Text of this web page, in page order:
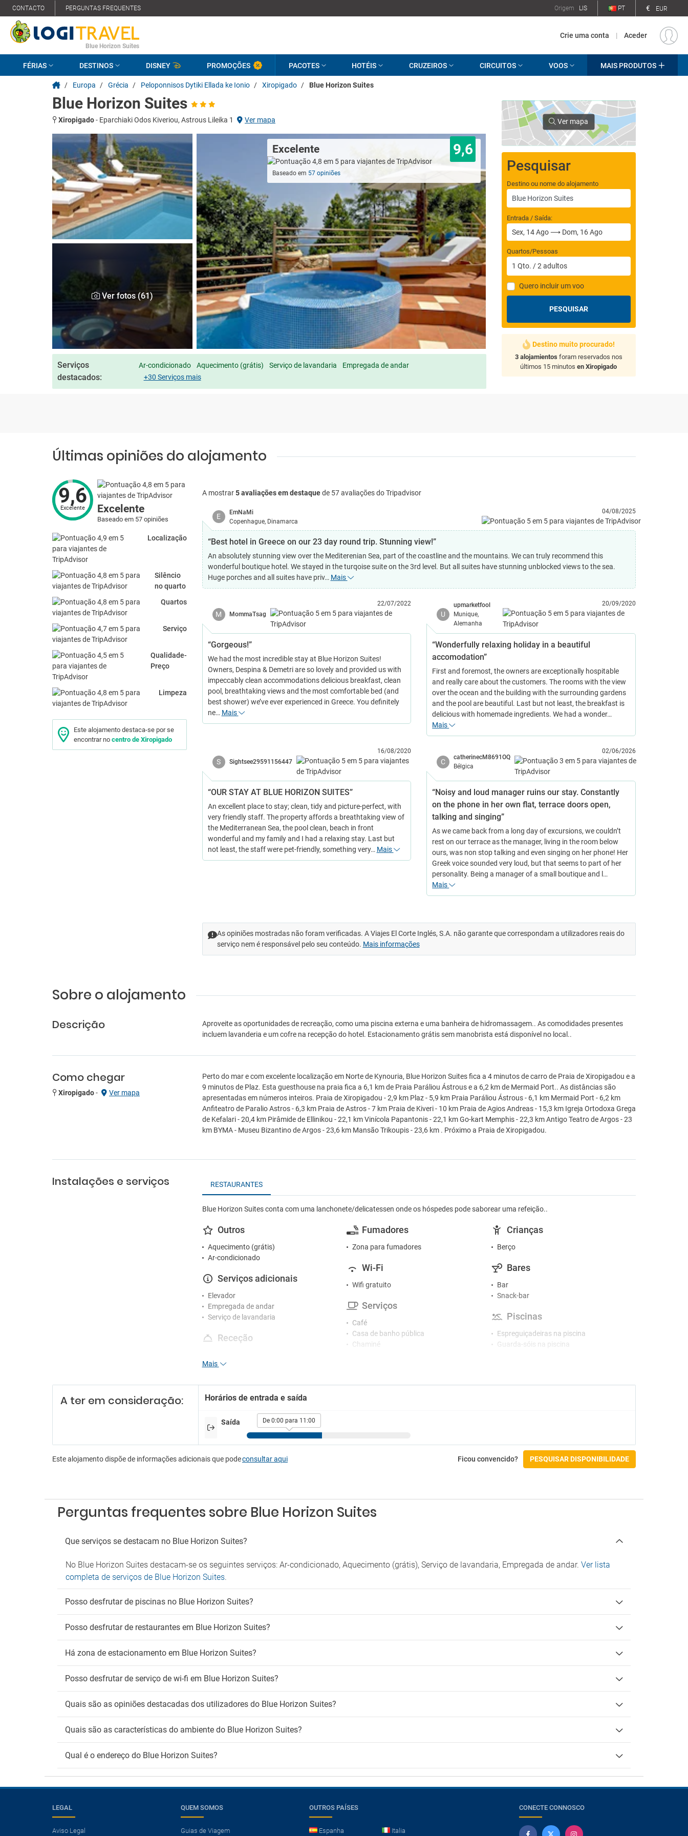
CONTACTO PERGUNTAS FREQUENTES Origem LIS PT € EUR
Blue Horizon Suites
Crie uma conta | Aceder
FÉRIAS DESTINOS DISNEY PROMOÇÕES PACOTES HOTÉIS CRUZEIROS CIRCUITOS VOOS MAIS PRODUTOS
/ Europa / Grécia / Peloponnisos Dytiki Ellada ke Ionio / Xiropigado / Blue Horizon Suites
Blue Horizon Suites
Xiropigado- Eparchiaki Odos Kiveriou, Astrous Lileika 1 Ver mapa
Ver fotos (61)
Excelente 9,6
Baseado em 57 opiniões
Serviços
destacados:
Ar-condicionado Aquecimento (grátis) Serviço de lavandaria
Empregada de andar
+30 Serviços mais
Ver mapa
Pesquisar
Destino ou nome do alojamento
Entrada / Saída:
Quartos/Pessoas
1 Qto. /2 adultos
Quero incluir um voo
PESQUISAR
Destino muito procurado!
3 alojamientos foram reservados nos
últimos 15 minutosen Xiropigado
Últimas opiniões do alojamento
9,6
Excelente Excelente
Baseado em 57 opiniões
Localização
Silêncio
no quarto
Quartos
Serviço
Qualidade-
Preço
Limpeza
Este alojamento destaca-se por se
encontrar no centro de Xiropigado
A mostrar5 avaliações em destaquede 57 avaliações do Tripadvisor
E
EmNaMi
Copenhague, Dinamarca
04/08/2025
“Best hotel in Greece on our 23 day round trip. Stunning view!”
An absolutely stunning view over the Mediterenian Sea, part of the coastline and the mountains. We can truly recommend this
wonderful boutique hotel. We stayed in the turqoise suite on the 3rd level. But all suites have stunning unblocked views to the sea.
Huge porches and all suites have priv… Mais
M MommaTsag
22/07/2022
“Gorgeous!”
We had the most incredible stay at Blue Horizon Suites!
Owners, Despina & Demetri are so lovely and provided us with
impeccably clean accommodations delicious breakfast, clean
pool, breathtaking views and the most comfortable bed (and
best shower) we’ve ever experienced in Greece. You definitely
ne… Mais
U
upmarketfool
Munique,
Alemanha
20/09/2020
“Wonderfully relaxing holiday in a beautiful
accomodation”
First and foremost, the owners are exceptionally hospitable
and really care about the customers. The rooms with the view
over the ocean and the building with the surrounding gardens
and the pool are beautiful. Last but not least, the breakfast is
delicious with homemade ingredients. We had a wonder…
Mais
S Sightsee29591156447
16/08/2020
“OUR STAY AT BLUE HORIZON SUITES”
An excellent place to stay; clean, tidy and picture-perfect, with
very friendly staff. The property affords a breathtaking view of
the Mediterranean Sea, the pool clean, beach in front
wonderful and my family and I had a relaxing stay. Last but
not least, the staff were pet-friendly, something very… Mais
C
catherinecM8691OQ
Bélgica
02/06/2026
“Noisy and loud manager ruins our stay. Constantly
on the phone in her own flat, terrace doors open,
talking and singing”
As we came back from a long day of excursions, we couldn’t
rest on our terrace as the manager, living in the room below
ours, was non stop talking and even singing on her phone! Her
Greek voice sounded very loud, but that seems to part of her
personality. Being a manager of a small boutique and l…
Mais
As opiniões mostradas não foram verificadas. A Viajes El Corte Inglés, S.A. não garante que correspondam a utilizadores reais do
serviço nem é responsável pelo seu conteúdo. Mais informações
Sobre o alojamento
Descrição
Aproveite as oportunidades de recreação, como uma piscina externa e uma banheira de hidromassagem.. As comodidades presentes
incluem lavanderia e um cofre na recepção do hotel. Estacionamento grátis sem manobrista está disponível no local..
Como chegar
Xiropigado- Ver mapa
Perto do mar e com excelente localização em Norte de Kynouria, Blue Horizon Suites fica a 4 minutos de carro de Praia de Xiropigadou e a
9 minutos de Plaz. Esta guesthouse na praia fica a 6,1 km de Praia Paráliou Ástrous e a 6,2 km de Mermaid Port.. As distâncias são
apresentadas em números inteiros. Praia de Xiropigadou - 2,9 km Plaz - 5,9 km Praia Paráliou Ástrous - 6,1 km Mermaid Port - 6,2 km
Anfiteatro de Paralio Astros - 6,3 km Praia de Astros - 7 km Praia de Kiveri - 10 km Praia de Agios Andreas - 15,3 km Igreja Ortodoxa Grega
de Kefalari - 20,4 km Pirâmide de Ellinikou - 22,1 km Vinícola Papantonis - 22,1 km Go-kart Memphis - 22,3 km Antigo Teatro de Argos - 23
km BYMA - Museu Bizantino de Argos - 23,6 km Mansão Trikoupis - 23,6 km . Próximo a Praia de Xiropigadou.
Instalações e serviços RESTAURANTES
Blue Horizon Suites conta com uma lanchonete/delicatessen onde os hóspedes pode saborear uma refeição..
Outros
Aquecimento (grátis)
Ar-condicionado
Serviços adicionais
Elevador
Empregada de andar
Serviço de lavandaria
Receção
Estacionamento
Animais de estimação
Fumadores
Zona para fumadores
Wi-Fi
Wifi gratuito
Serviços
Café
Casa de banho pública
Chaminé
Piscina privada
Crianças
Berço
Bares
Bar
Snack-bar
Piscinas
Espreguiçadeiras na piscina
Guarda-sóis na piscina
Mais
A ter em consideração: Horários de entrada e saída
Saída De 0:00 para 11:00
Este alojamento dispõe de informações adicionais que podeconsultar aqui Ficou convencido? PESQUISAR DISPONIBILIDADE
Perguntas frequentes sobre Blue Horizon Suites
Que serviços se destacam no Blue Horizon Suites?
No Blue Horizon Suites destacam-se os seguintes serviços: Ar-condicionado, Aquecimento (grátis), Serviço de lavandaria, Empregada de andar. Ver lista
completa de serviços de Blue Horizon Suites.
Posso desfrutar de piscinas no Blue Horizon Suites?
Posso desfrutar de restaurantes em Blue Horizon Suites?
Há zona de estacionamento em Blue Horizon Suites?
Posso desfrutar de serviço de wi-fi em Blue Horizon Suites?
Quais são as opiniões destacadas dos utilizadores do Blue Horizon Suites?
Quais são as características do ambiente do Blue Horizon Suites?
Qual é o endereço do Blue Horizon Suites?
LEGAL
Aviso Legal
QUEM SOMOS
Guias de Viagem
OUTROS PAÍSES
Espanha Italia
CONECTE CONNOSCO